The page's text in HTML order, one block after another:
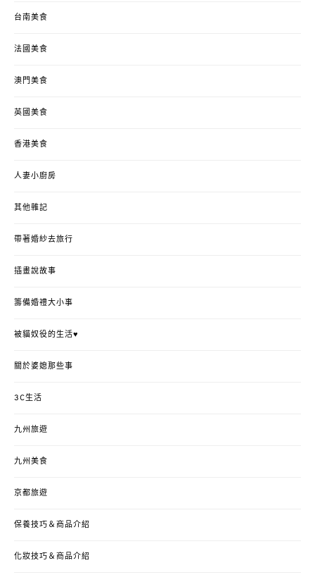
台南美食
法國美食
澳門美食
英國美食
香港美食
人妻小廚房
其他雜記
帶著婚紗去旅行
插畫說故事
籌備婚禮大小事
被貓奴役的生活♥
關於婆媳那些事
3C生活
九州旅遊
九州美食
京都旅遊
保養技巧＆商品介紹
化妝技巧＆商品介紹